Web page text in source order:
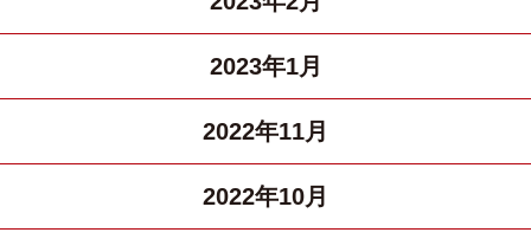
2023年1月
2022年11月
2022年10月